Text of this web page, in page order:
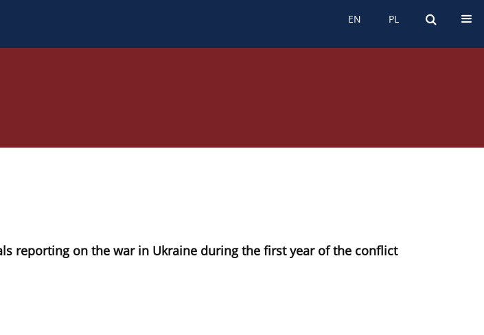
PL
EN PL
EN
reporting on the war in Ukraine during the first year of the conflict